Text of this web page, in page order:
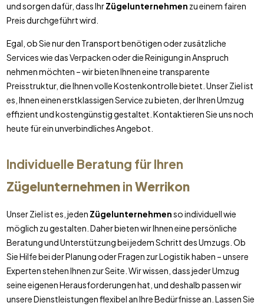
und sorgen dafür, dass IhrZügelunternehmen zu einem fairen
Preis durchgeführt wird.
Egal, ob Sie nur den Transport benötigen oder zusätzliche
Services wie das Verpacken oder die Reinigung in Anspruch
nehmen möchten – wir bieten Ihnen eine transparente
Preisstruktur, die Ihnen volle Kostenkontrolle bietet. Unser Ziel ist
es, Ihnen einen erstklassigen Service zu bieten, der Ihren Umzug
effizient und kostengünstig gestaltet. Kontaktieren Sie uns noch
heute für ein unverbindliches Angebot.
Individuelle Beratung für Ihren
ZügelunternehmeninWerrikon
Unser Ziel ist es, jeden Zügelunternehmenso individuell wie
möglich zu gestalten. Daher bieten wir Ihnen eine persönliche
Beratung und Unterstützung bei jedem Schritt des Umzugs. Ob
Sie Hilfe bei der Planung oder Fragen zur Logistik haben – unsere
Experten stehen Ihnen zur Seite. Wir wissen, dass jeder Umzug
seine eigenen Herausforderungen hat, und deshalb passen wir
unsere Dienstleistungen flexibel an Ihre Bedürfnisse an. Lassen Sie